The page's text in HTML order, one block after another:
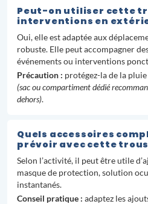
Peut-on utiliser cette
interventions en
Oui, elle est adaptée aux
robuste. Elle peut accompagner
événements ou interventions
Précaution : protégez-la de la
(sac ou compartiment dédié
dehors).
Quels accessoires
prévoir avec cette
Selon l’activité, il peut être utile
masque de protection, solution
instantanés.
Conseil pratique : adaptez les